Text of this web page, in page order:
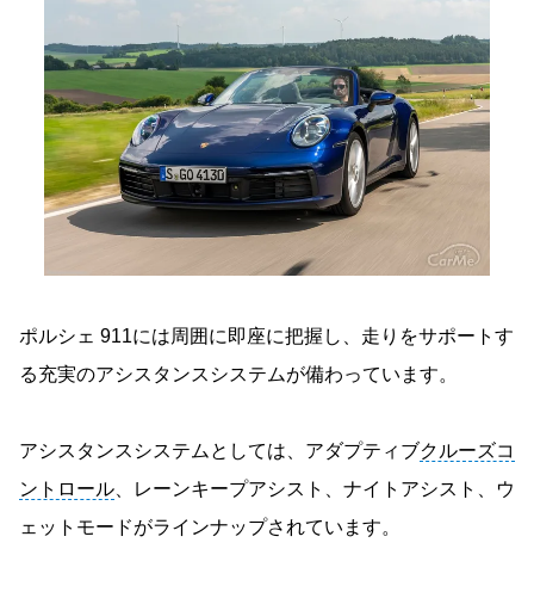
ポルシェ 911には周囲に即座に把握し、走りをサポートす
る充実のアシスタンスシステムが備わっています。
アシスタンスシステムとしては、アダプティブクルーズコ
ントロール 、レーンキープアシスト、ナイトアシスト、ウ
ェットモードがラインナップされています。